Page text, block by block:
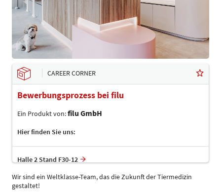
CAREER CORNER
Bewerbungsprozess bei filu
Ein Produkt von:filu GmbH
Hier finden Sie uns:
Halle 2 Stand F30-12
Wir sind ein Weltklasse-Team, das die Zukunft der Tiermedizin
gestaltet!